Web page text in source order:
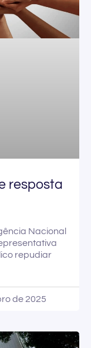
resposta
Nacional
repudiar
de 2025